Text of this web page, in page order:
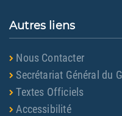
Autres liens
Nous Contacter
Secrétariat Général du
Textes Officiels
Accessibilité